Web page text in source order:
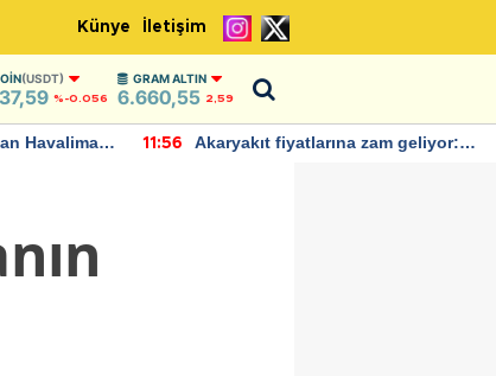
Künye İletişim
(USDT)
%-0.056
GRAM ALTIN
6.660,55 2,59
Havalimanı
11:56
Akaryakıt fiyatlarına zam geliyor: